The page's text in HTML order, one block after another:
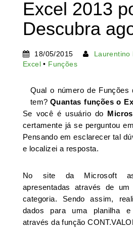
Excel 2013
Descubra
18/05/2015 Laurentino
Excel • Funções
Qual o número de Funções
tem? Quantas funções o
Se você é usuário do
certamente já se perguntou
Pensando em esclarecer tal
e localizei a resposta.
No site da Microsoft
apresentadas através de um
categoria. Sendo assim,
dados para uma planilha
através da função